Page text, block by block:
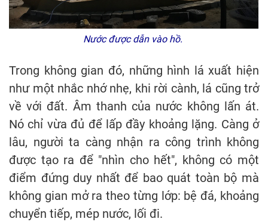
Nước được dẫn vào hồ.
Trong không gian đó, những hình lá xuất hiện
như một nhắc nhớ nhẹ, khi rời cành, lá cũng trở
về với đất. Âm thanh của nước không lấn át.
Nó chỉ vừa đủ để lấp đầy khoảng lặng. Càng ở
lâu, người ta càng nhận ra công trình không
được tạo ra để "nhìn cho hết", không có một
điểm đứng duy nhất để bao quát toàn bộ mà
không gian mở ra theo từng lớp: bệ đá, khoảng
chuyển tiếp, mép nước, lối đi.